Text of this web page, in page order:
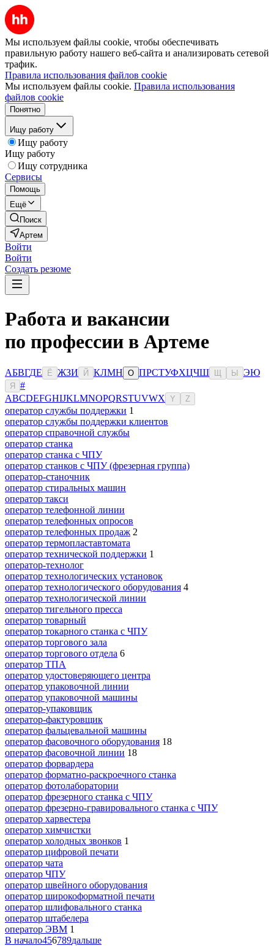
Мы используем файлы cookie, чтобы обеспечивать
правильную работу нашего веб-сайта и анализировать сетевой
трафик.
Правила использования файлов cookie
Мы используем файлы cookie. Правила использования
файлов cookie
Понятно
Ищу работу
Ищу работу
Ищу работу
Ищу сотрудника
Сервисы
Помощь
Ещё
Поиск
Артем
Войти
Войти
Создать резюме
Работа и вакансии
по профессии в Артеме
АБВГДЕ Ё ЖЗИ Й КЛМН О ПРСТУФХЦЧШ Ы ЭЮ
Я
#
ABCDEFGHIJKLMNOPQRSTUVWX Y Z
оператор службы поддержки 1
оператор службы поддержки клиентов
оператор справочной службы
оператор станка
оператор станка с ЧПУ
оператор станков с ЧПУ (фрезерная группа)
оператор-станочник
оператор стиральных машин
оператор такси
оператор телефонной линии
оператор телефонных опросов
оператор телефонных продаж 2
оператор термопластавтомата
оператор технической поддержки 1
оператор-технолог
оператор технологических установок
оператор технологического оборудования 4
оператор технологической линии
оператор тигельного пресса
оператор товарный
оператор токарного станка с ЧПУ
оператор торгового зала
оператор торгового отдела 6
оператор ТПА
оператор удостоверяющего центра
оператор упаковочной линии
оператор упаковочной машины
оператор-упаковщик
оператор-фактуровщик
оператор фальцевальной машины
оператор фасовочного оборудования 18
оператор фасовочной линии 18
оператор форвардера
оператор форматно-раскроечного станка
оператор фотолаборатории
оператор фрезерного станка с ЧПУ
оператор фрезерно-гравировального станка с ЧПУ
оператор харвестера
оператор химчистки
оператор холодных звонков 1
оператор цифровой печати
оператор чата
оператор ЧПУ
оператор швейного оборудования
оператор широкоформатной печати
оператор шлифовального станка
оператор штабелера
оператор ЭВМ 1
В начало456789дальше